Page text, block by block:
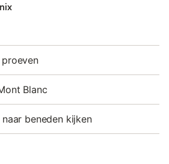
Blanc
beneden kijken